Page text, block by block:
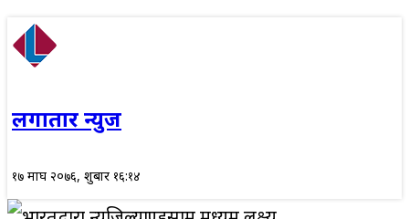
लगातार न्युज
१७ माघ २०७६, शुक्रबार १६:१४